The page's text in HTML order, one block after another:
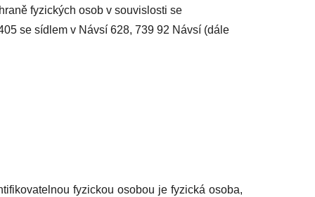
fyzických osob v souvislosti se
se sídlem v Návsí 628, 739 92 Návsí (dále
fyzickou osobou je fyzická osoba,